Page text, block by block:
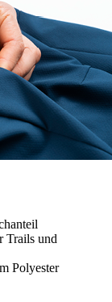
Trails und
Polyester